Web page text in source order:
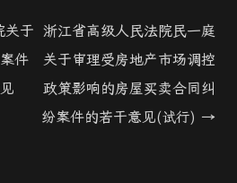
关于
件
浙江省高级人民法院民一庭
关于审理受房地产市场调控
政策影响的房屋买卖合同纠
纷案件的若干意见(试行) →